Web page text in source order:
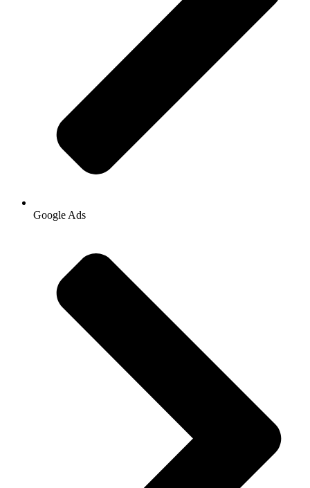
Google Ads